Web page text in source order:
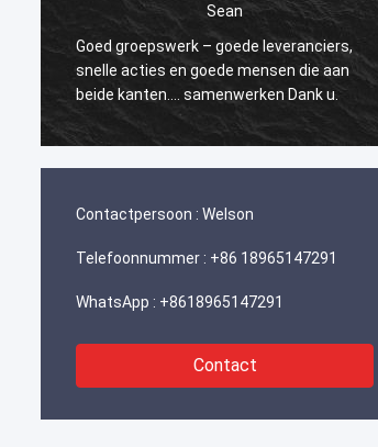
Sean
Goed groepswerk – goede leveranciers,
snelle acties en goede mensen die aan
beide kanten…. samenwerken Dank u.
Contactpersoon : Welson
Telefoonnummer : +86 18965147291
WhatsApp : +8618965147291
Contact